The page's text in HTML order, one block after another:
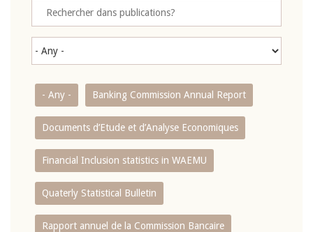
- Any - Banking Commission Annual Report
Documents d’Etude et d’Analyse Economiques
Financial Inclusion statistics in WAEMU
Quaterly Statistical Bulletin
Rapport annuel de la Commission Bancaire